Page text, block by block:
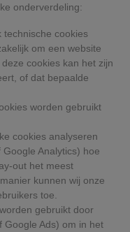
onderverdeling:
technische cookies
om een website
cookies kan het zijn
of dat bepaalde
worden gebruikt
cookies analyseren
Analytics) hoe
out het meest
kunnen wij onze
toe.
gebruikt door
Google Ads) om in het